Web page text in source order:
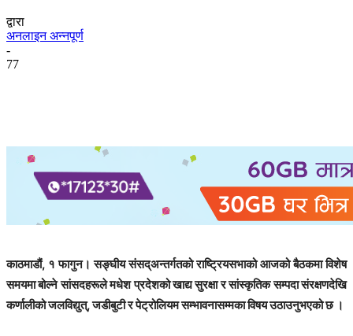
द्वारा
अनलाइन अन्नपूर्ण
-
77
काठमाडौं, १ फागुन। सङ्घीय संसद्अन्तर्गतको राष्ट्रियसभाको आजको बैठकमा विशेष
समयमा बोल्ने सांसदहरूले मधेश प्रदेशको खाद्य सुरक्षा र सांस्कृतिक सम्पदा संरक्षणदेखि
कर्णालीको जलविद्युत्, जडीबुटी र पेट्रोलियम सम्भावनासम्मका विषय उठाउनुभएको छ ।